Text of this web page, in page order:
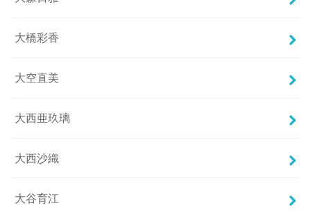
大橋彩香
大空直美
大西亜玖璃
大西沙織
大谷育江